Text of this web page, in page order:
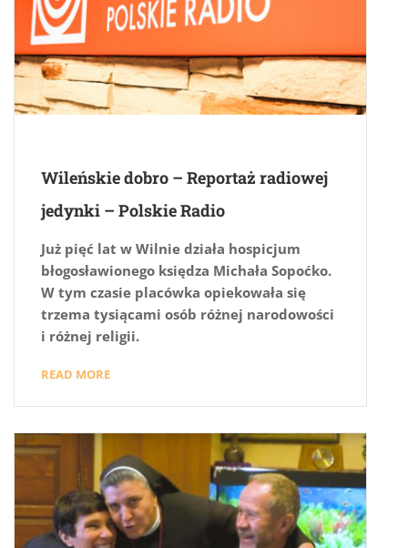
Wileńskie dobro – Reportaż radiowej
jedynki – Polskie Radio
Już pięć lat w Wilnie działa hospicjum
błogosławionego księdza Michała Sopoćko.
W tym czasie placówka opiekowała się
trzema tysiącami osób różnej narodowości
i różnej religii.
READ MORE